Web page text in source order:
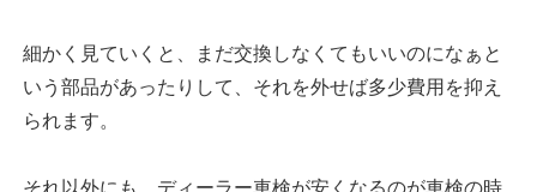
細かく見ていくと、まだ交換しなくてもいいのになぁと
いう部品があったりして、それを外せば多少費用を抑え
られます。